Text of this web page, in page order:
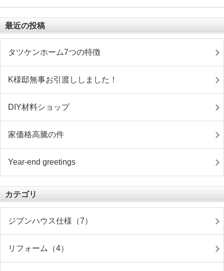
最近の投稿
タツケンホーム7つの特徴
K様邸無事お引渡ししました！
DIY材料ショップ
家価格高騰の件
Year-end greetings
カテゴリ
ジブンハウス仕様（7）
リフォーム（4）